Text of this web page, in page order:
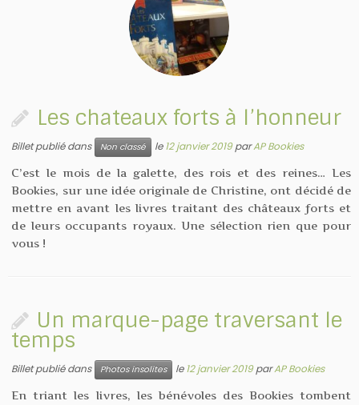
Les chateaux forts à l’honneur
Billet publié dans Non classé le12 janvier 2019parAP Bookies
C’est le mois de la galette, des rois et des reines… Les
Bookies, sur une idée originale de Christine, ont décidé de
mettre en avant les livres traitant des châteaux forts et
de leurs occupants royaux. Une sélection rien que pour
vous !
Un marque-page traversant le
temps
Billet publié dans Photos insolites le12 janvier 2019parAP Bookies
En triant les livres, les bénévoles des Bookies tombent